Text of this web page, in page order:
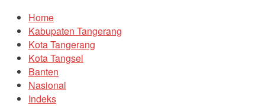
Home
Kabupaten Tangerang
Kota Tangerang
Kota Tangsel
Banten
Nasional
Indeks